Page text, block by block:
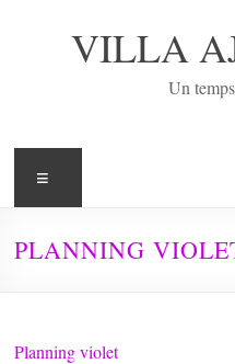
VILLA
Un
PLANNING
Planning violet